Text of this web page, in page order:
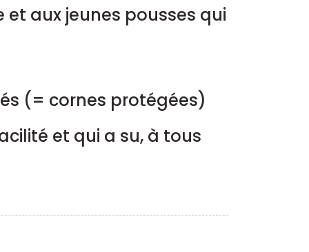
et aux jeunes pousses qui
(= cornes protégées)
et qui a su, à tous